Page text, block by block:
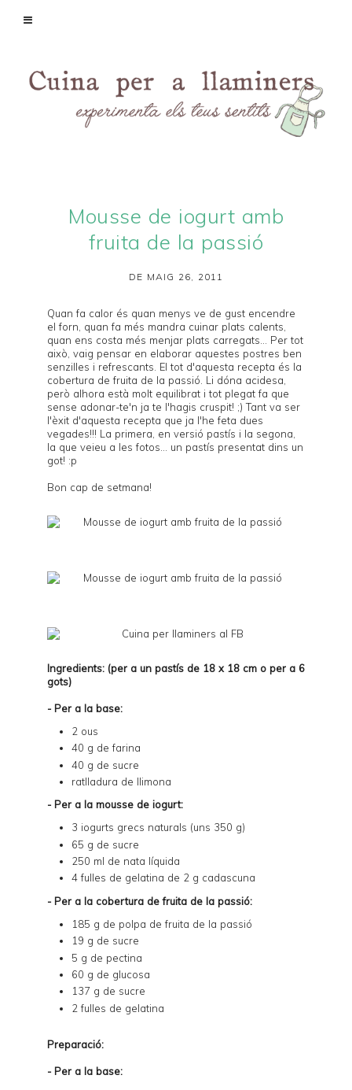
Mousse de iogurt amb
fruita de la passió
DE MAIG 26, 2011
Quan fa calor és quan menys ve de gust encendre
el forn, quan fa més mandra cuinar plats calents,
quan ens costa més menjar plats carregats... Per tot
això, vaig pensar en elaborar aquestes postres ben
senzilles i refrescants. El tot d'aquesta recepta és la
cobertura de fruita de la passió. Li dóna acidesa,
però alhora està molt equilibrat i tot plegat fa que
sense adonar-te'n ja te l'hagis cruspit! ;) Tant va ser
l'èxit d'aquesta recepta que ja l'he feta dues
vegades!!! La primera, en versió pastís i la segona,
la que veieu a les fotos... un pastís presentat dins un
got! :p
Bon cap de setmana!
Ingredients: (per a un pastís de 18 x 18 cm o per a 6
gots)
- Per a la base:
2 ous
40 g de farina
40 g de sucre
ratlladura de llimona
- Per a la mousse de iogurt:
3 iogurts grecs naturals (uns 350 g)
65 g de sucre
250 ml de nata líquida
4 fulles de gelatina de 2 g cadascuna
- Per a la cobertura de fruita de la passió:
185 g de polpa de fruita de la passió
19 g de sucre
5 g de pectina
60 g de glucosa
137 g de sucre
2 fulles de gelatina
Preparació:
- Per a la base: